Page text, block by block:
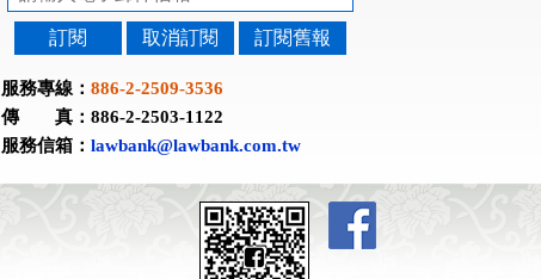
訂閱 取消訂閱 訂閱舊報
服務專線： 886-2-2509-3536
傳 真：886-2-2503-1122
服務信箱： lawbank@lawbank.com.tw